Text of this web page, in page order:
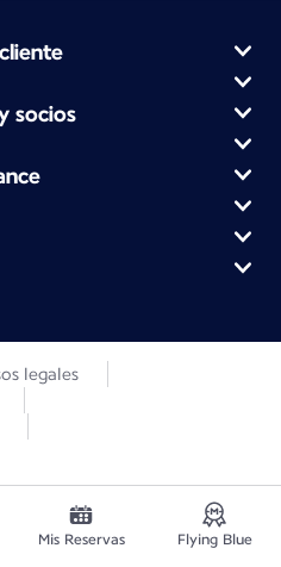
socios
legales
Mis Reservas Flying Blue